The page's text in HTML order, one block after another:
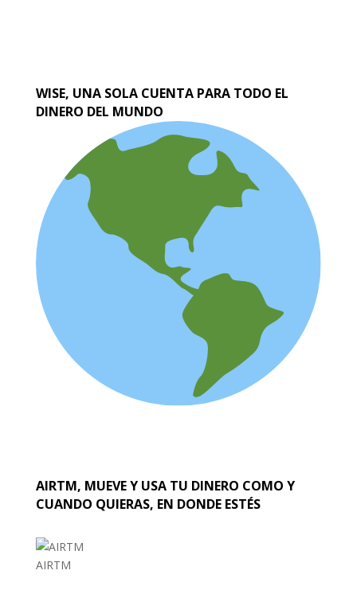
WISE, UNA SOLA CUENTA PARA TODO EL
DINERO DEL MUNDO
AIRTM, MUEVE Y USA TU DINERO COMO Y
CUANDO QUIERAS, EN DONDE ESTÉS
AIRTM